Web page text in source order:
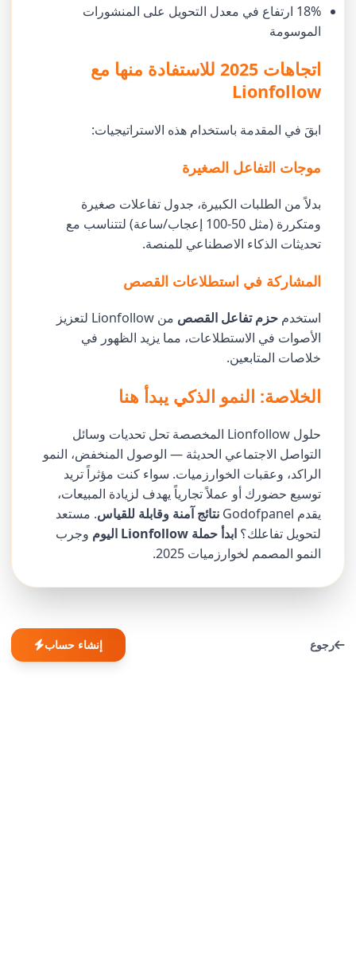
18% ارتفاع في معدل التحويل على المنشورات
الموسومة
اتجاهات 2025 للاستفادة منها مع
Lionfollow
ابقَ في المقدمة باستخدام هذه الاستراتيجيات:
موجات التفاعل الصغيرة
بدلاً من الطلبات الكبيرة، جدول تفاعلات صغيرة
ومتكررة (مثل 50-100 إعجاب/ساعة) لتتناسب مع
تحديثات الذكاء الاصطناعي للمنصة.
المشاركة في استطلاعات القصص
استخدمحزم تفاعل القصص
من Lionfollow لتعزيز
الأصوات في الاستطلاعات، مما يزيد الظهور في
خلاصات المتابعين.
الخلاصة: النمو الذكي يبدأ هنا
حلول Lionfollow المخصصة تحل تحديات وسائل
التواصل الاجتماعي الحديثة — الوصول المنخفض، النمو
الراكد، وعقبات الخوارزميات. سواء كنت مؤثراً تريد
توسيع حضورك أو عملاً تجارياً يهدف لزيادة المبيعات،
يقدم Godofpanel
نتائج آمنة وقابلة للقياس. مستعد
لتحويل تفاعلك؟ابدأ حملة Lionfollow اليوم
وجرب
النمو المصمم لخوارزميات 2025.
رجوع إنشاء حساب